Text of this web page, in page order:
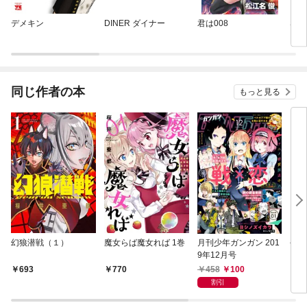
デメキン DINER ダイナー 君は008 Sと
同じ作者の本 もっと見る
幻狼潜戦（１）
693
魔女らば魔女れば 1巻
770
月刊少年ガンガン 201
9年12月号
458
100
割引
今